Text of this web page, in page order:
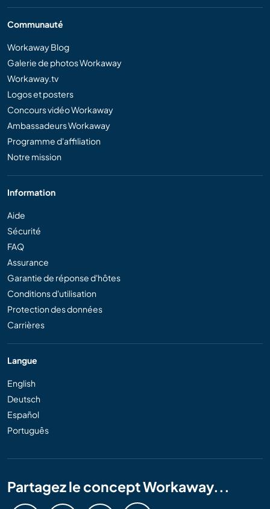
Communauté
Workaway Blog
Galerie de photos Workaway
Workaway.tv
Logos et posters
Concours vidéo Workaway
Ambassadeurs Workaway
Programme d'affiliation
Notre mission
Information
Aide
Sécurité
FAQ
Assurance
Garantie de réponse d'hôtes
Conditions d'utilisation
Protection des données
Carrières
Langue
English
Deutsch
Español
Português
Partagez le concept Workaway...